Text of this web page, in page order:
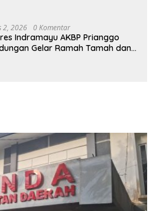
Dan Pengguna Jalan.
2, 2026 0 Komentar
Indramayu AKBP Prianggo
Gelar Ramah Tamah dan